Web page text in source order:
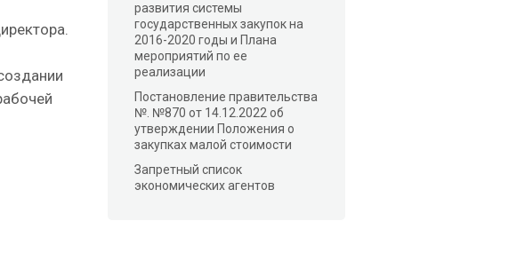
развития системы
государственных закупок на
2016-2020 годы и Плана
мероприятий по ее
реализации
Постановление правительства
№. №870 от 14.12.2022 об
утверждении Положения о
закупках малой стоимости
Запретный список
экономических агентов